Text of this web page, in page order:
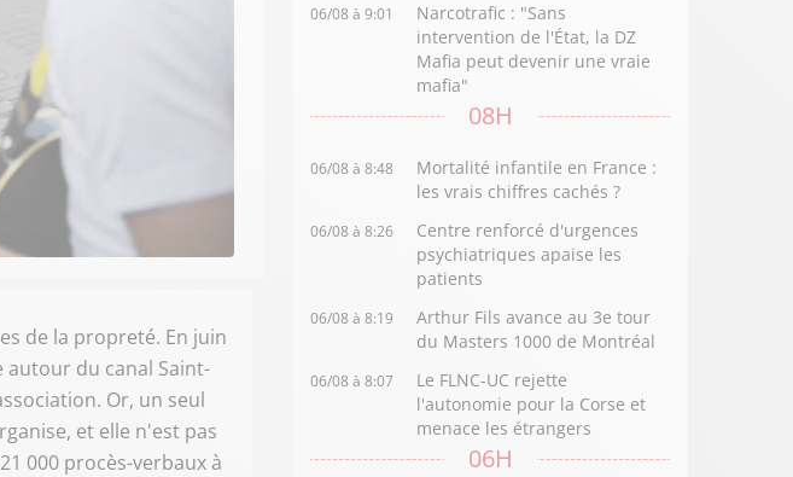
de la propreté. En juin
autour du canal Saint-
Or, un seul
et elle n'est pas
000 procès-verbaux à
06/08 à 9:01
Narcotrafic : "Sans
intervention de l'État, la DZ
Mafia peut devenir une vraie
mafia"
08H
06/08 à 8:48
Mortalité infantile en France :
les vrais chiffres cachés ?
06/08 à 8:26
Centre renforcé d'urgences
psychiatriques apaise les
patients
06/08 à 8:19
Arthur Fils avance au 3e tour
du Masters 1000 de Montréal
06/08 à 8:07
Le FLNC-UC rejette
l'autonomie pour la Corse et
menace les étrangers
06H